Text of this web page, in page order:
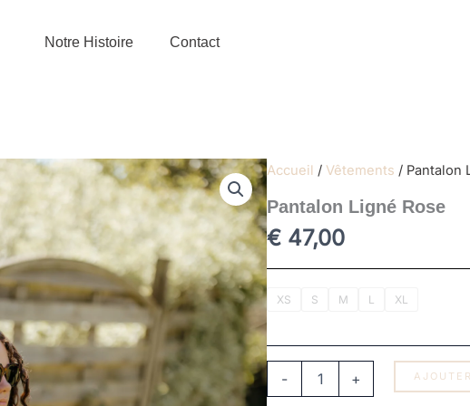
Notre Histoire Contact
Accueil / Vêtements / Pantalon
Pantalon Ligné Rose
€ 47,00
XS S M L XL
-
quantité
de
Pantalon
Ligné
Rose
+